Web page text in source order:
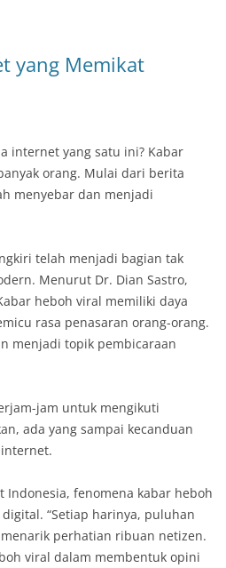
yang Memikat
internet yang satu ini? Kabar
orang. Mulai dari berita
menyebar dan menjadi
telah menjadi bagian tak
Menurut Dr. Dian Sastro,
heboh viral memiliki daya
rasa penasaran orang-orang.
menjadi topik pembicaraan
jam untuk mengikuti
ada yang sampai kecanduan
fenomena kabar heboh
“Setiap harinya, puluhan
perhatian ribuan netizen.
viral dalam membentuk opini